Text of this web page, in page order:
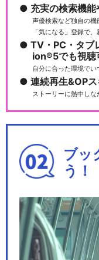
充実の検索機
声優検索など独自の
「気になる」登録で
TV・PC・タ
ion®5でも視聴
自分に合った環境で
連続再生&OP
ストーリーに熱中し
ブッ
う！